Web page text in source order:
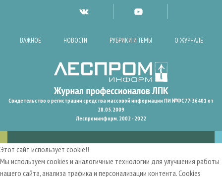
ВАЖНОЕ НОВОСТИ РУБРИКИ И ТЕМЫ О ЖУРНАЛЕ
Свидетельство о регистрации средства массовой информации ПИ №ФС77-36401 от
28.05.2009
Леспроминформ. 2002 - 2022
Этот сайт использует cookie!!
Мы используем cookies и аналогичные технологии для улучшения работы
нашего сайта, анализа трафика и персонализации контента. Cookies